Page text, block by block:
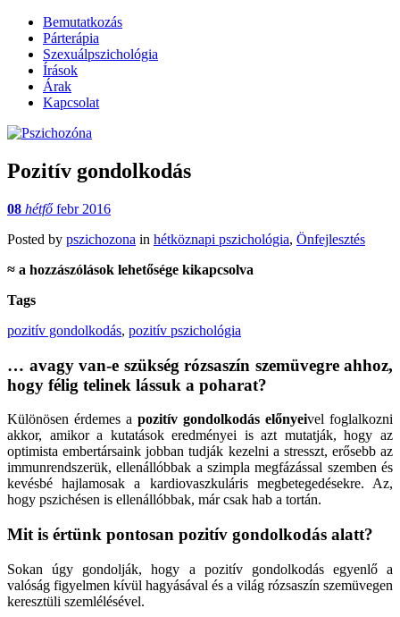
Bemutatkozás
Párterápia
Szexuálpszichológia
Írások
Árak
Kapcsolat
Pszichozóna
párterapeuta honlapja
Pozitív gondolkodás
08 hétfő febr 2016
Posted by pszichozona in hétköznapi pszichológia, Önfejlesztés
≈ Pozitív
bejegyzéshez
a hozzászólások lehetősége kikapcsolva
Tags
pozitív gondolkodás, pozitív pszichológia
… avagy van-e szükség rózsaszín szemüvegre ahhoz,
hogy félig telinek lássuk a poharat?
Különösen érdemes a pozitív gondolkodás előnyeivel foglalkozni
akkor, amikor a kutatások eredményei is azt mutatják, hogy az
optimista embertársaink jobban tudják kezelni a stresszt, erősebb az
immunrendszerük, ellenállóbbak a szimpla megfázással szemben és
kevésbé hajlamosak a kardiovaszkuláris megbetegedésekre. Az,
hogy pszichésen is ellenállóbbak, már csak hab a tortán.
Mit is értünk pontosan pozitív gondolkodás alatt?
Sokan úgy gondolják, hogy a pozitív gondolkodás egyenlő a
valóság figyelmen kívül hagyásával és a világ rózsaszín szemüvegen
keresztüli szemlélésével.